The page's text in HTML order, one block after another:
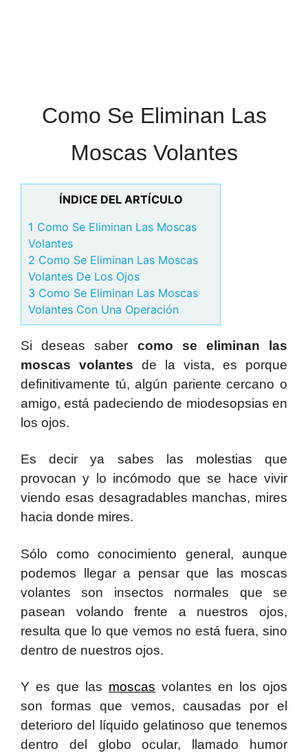
Como Se Eliminan Las
Moscas Volantes
ÍNDICE DEL ARTÍCULO
1 Como Se Eliminan Las Moscas
Volantes
2 Como Se Eliminan Las Moscas
Volantes De Los Ojos
3 Como Se Eliminan Las Moscas
Volantes Con Una Operación
Si deseas saber como se eliminan las
moscas volantes de la vista, es porque
definitivamente tú, algún pariente cercano o
amigo, está padeciendo de miodesopsias en
los ojos.
Es decir ya sabes las molestias que
provocan y lo incómodo que se hace vivir
viendo esas desagradables manchas, mires
hacia donde mires.
Sólo como conocimiento general, aunque
podemos llegar a pensar que las moscas
volantes son insectos normales que se
pasean volando frente a nuestros ojos,
resulta que lo que vemos no está fuera, sino
dentro de nuestros ojos.
Y es que las moscas volantes en los ojos
son formas que vemos, causadas por el
deterioro del líquido gelatinoso que tenemos
dentro del globo ocular, llamado humor